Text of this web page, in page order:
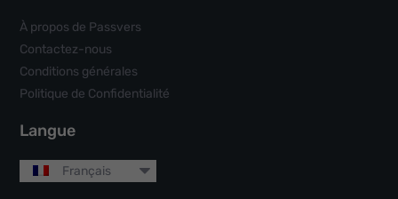
À propos de Passvers
Contactez-nous
Conditions générales
Politique de Confidentialité
Langue
Français